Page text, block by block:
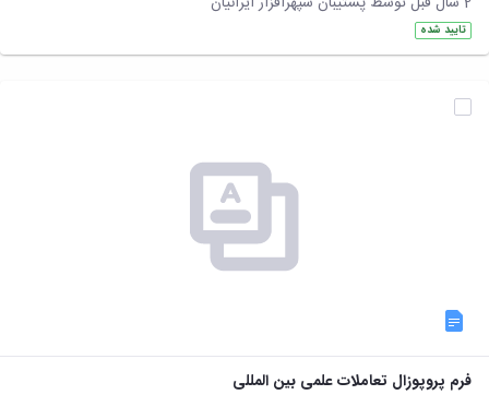
تایید شده
فرم پروپوزال تعاملات علمی بین المللی